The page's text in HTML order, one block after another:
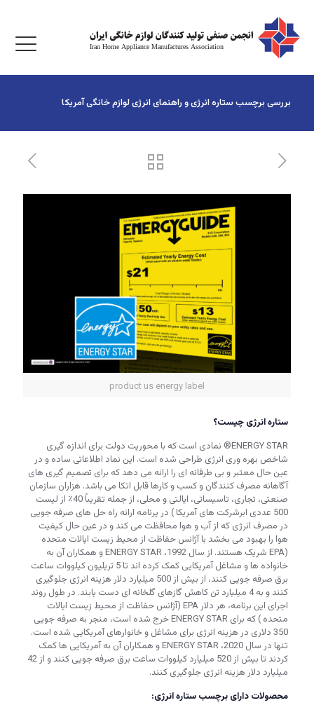
بررسی برچسب ستاره انرژی و راهنمای انرژی لوازم خانگی آمریکا
product us energy label
ستاره انرژی چیست؟
ENERGY STAR® نمادی است که با محوریت دولت برای اندازه گیری
شاخص بهره وری انرژی طراحی شده است. این نماد اطلاعاتی ساده و در
عین حال معتبر و بی طرفانه ای را ارائه می دهد که برای تصمیم گیری های
آگاهانه مصرف کنندگان و کسب و کارها قابل اتکا می باشد. هزاران سازمان
صنعتی، تجاری، تاسیساتی، ایالتی و محلی، از جمله تقریباً 40٪ از لیست
500 عددی ابرشرکت های آمریکا ) در یرنامه ارائه راه حل های صرفه جویی
در مصرف انرژی که از آب و هوا محافظت می کند و در عین حال کیفیت
هوا را بهبود می بخشد با آژانس حفاظت از محیط زیست ایالات متحده
(EPA شریک هستند. از سال 1992، ENERGY STAR و همکاران آن به
خانواده ها و مشاغل آمریکایی کمک کرده اند تا 5 تریلیون کیلووات ساعت
برق صرفه جویی کنند، از بیش از 500 میلیارد دلار هزینه انرژی جلوگیری
کنند و به 4 میلیارد تن کاهش گازهای گلخانه ای دست یابند. در طول روند
اجرای این برنامه، هر دلار EPA (آژانس حفاظت از محیط زیست ایالات
متحده ) که برای ENERGY STAR خرج شده است، منجر به صرفه جویی
350 دلاری در هزینه انرژی برای مشاغل و خانوارهای آمریکایی شده است.
تنها در سال 2020، ENERGY STAR و همکاران آن به آمریکایی ها کمک
کردند تا بیش از 520 میلیارد کیلووات ساعت برق صرفه جویی کنند و از 42
میلیارد دلار هزینه انرژی جلوگیری کنند.
محصولات دارای برچسب ستاره انرژی: